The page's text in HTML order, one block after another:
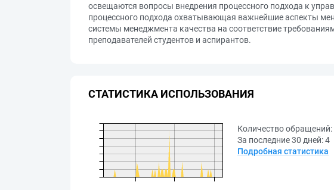
освещаются вопросы внедрения процессного подхода к
процессного подхода охватывающая важнейшие аспекты
системы менеджмента качества на соответствие
преподавателей студентов и аспирантов.
СТАТИСТИКА ИСПОЛЬЗОВАНИЯ
Количество обращений:
За последние 30 дней:4
Подробная статистика